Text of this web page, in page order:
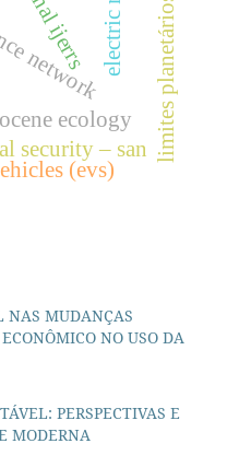
ecology
security – san limites planetários
(evs)
NAS MUDANÇAS
NO USO DA
PERSPECTIVAS E
MODERNA